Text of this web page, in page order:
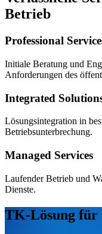
Betrieb
Professional
Initiale Beratung und
Anforderungen des
Integrated
Lösungsintegration in
Betriebsunterbrechung.
Managed Services
Laufender Betrieb und
Dienste.
TK-Lösung